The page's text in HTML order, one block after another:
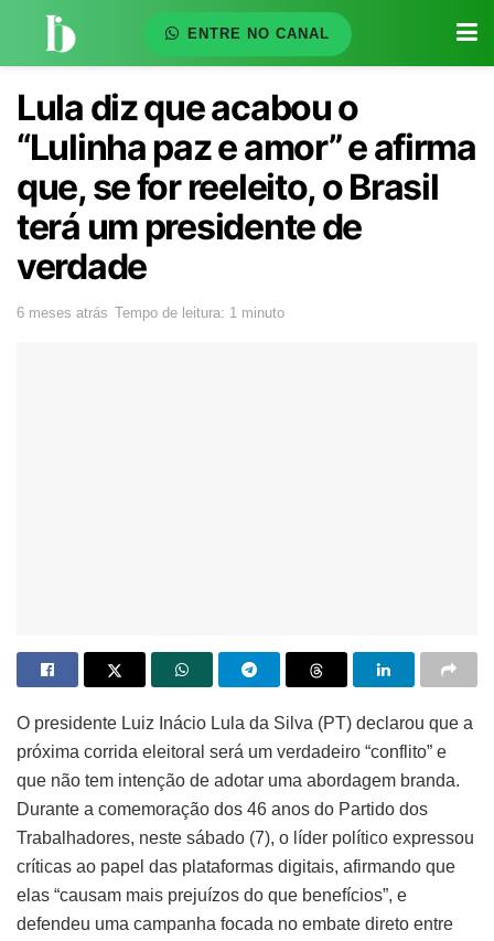
ENTRE NO CANAL
Lula diz que acabou o
“Lulinha paz e amor” e afirma
que, se for reeleito, o Brasil
terá um presidente de
verdade
6 meses atrás Tempo de leitura: 1 minuto
O presidente Luiz Inácio Lula da Silva (PT) declarou que a
próxima corrida eleitoral será um verdadeiro “conflito” e
que não tem intenção de adotar uma abordagem branda.
Durante a comemoração dos 46 anos do Partido dos
Trabalhadores, neste sábado (7), o líder político expressou
críticas ao papel das plataformas digitais, afirmando que
elas “causam mais prejuízos do que benefícios”, e
defendeu uma campanha focada no embate direto entre